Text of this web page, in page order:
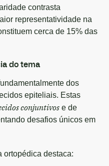
contrasta
representatividade na
cerca de 15% das
do tema
dos
epiteliais. Estas
conjuntivos e de
desafios únicos em
ortopédica destaca: